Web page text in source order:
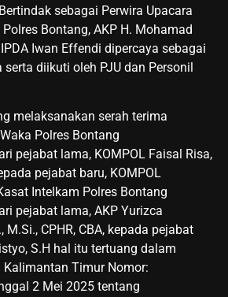
sebagai Perwira Upacara
Bontang, AKP H. Mohamad
Iwan Effendi dipercaya sebagai
serta diikuti oleh PJU dan Personil
melaksanakan serah terima
Polres Bontang
pejabat lama, KOMPOL Faisal Risa,
pejabat baru, KOMPOL
Intelkam Polres Bontang
pejabat lama, AKP Yurizca
M.Si., CPHR, CBA, kepada pejabat
S.H hal itu tertuang dalam
Kalimantan Timur Nomor:
2 Mei 2025 tentang